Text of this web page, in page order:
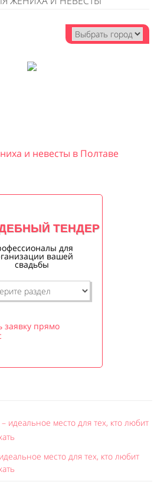
и невесты в Полтаве
ТЕНДЕР
для
вашей
свадьбы
заявку прямо
место для тех, кто любит